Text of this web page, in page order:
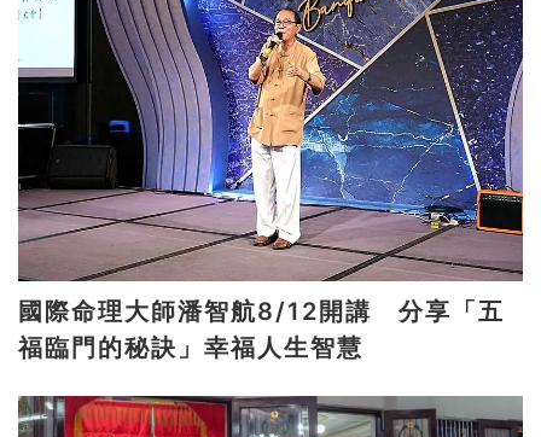
國際命理大師潘智航8/12開講 分享「五
福臨門的秘訣」幸福人生智慧